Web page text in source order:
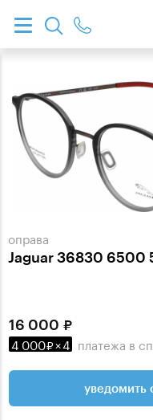
оправа
Jaguar 36830 6500
16 000
4 000 ×4 платежа в
уведомить